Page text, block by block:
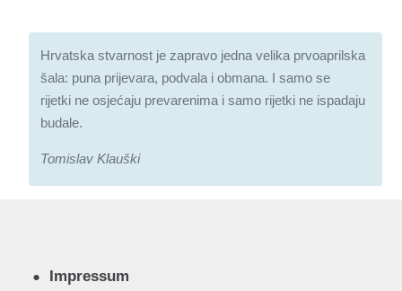
Hrvatska stvarnost je zapravo jedna velika prvoaprilska
šala: puna prijevara, podvala i obmana. I samo se
rijetki ne osjećaju prevarenima i samo rijetki ne ispadaju
budale.
Tomislav Klauški
Impressum